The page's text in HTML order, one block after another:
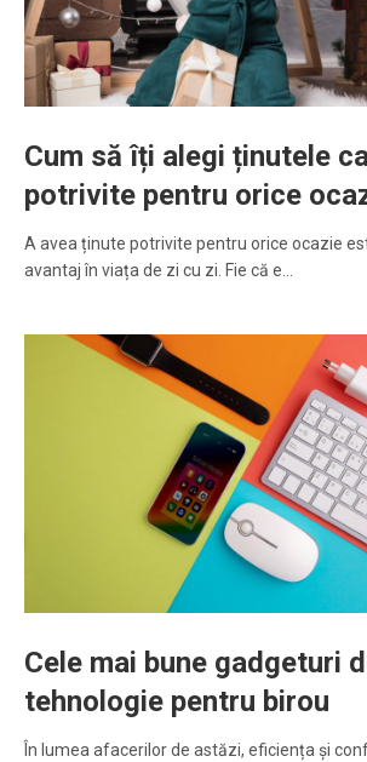
Cum să îți alegi ținutele
potrivite pentru orice
A avea ținute potrivite pentru orice ocazie
avantaj în viața de zi cu zi. Fie că e…
Cele mai bune gadgeturi
tehnologie pentru birou
În lumea afacerilor de astăzi, eficiența și